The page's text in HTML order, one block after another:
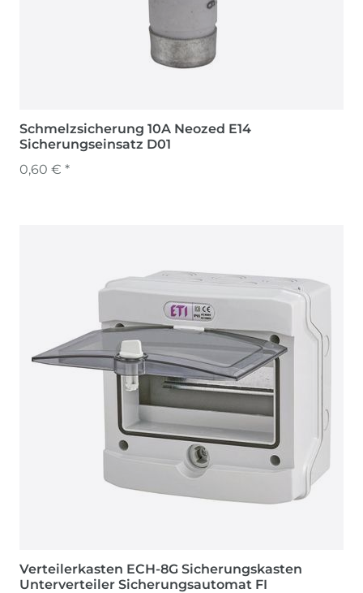
Schmelzsicherung 10A Neozed E14
Sicherungseinsatz D01
0,60 € *
Verteilerkasten ECH-8G Sicherungskasten
Unterverteiler Sicherungsautomat FI